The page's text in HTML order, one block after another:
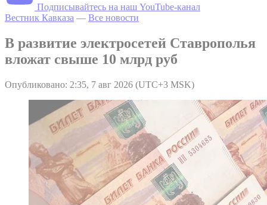
Подписывайтесь на наш YouTube-канал
Вестник Кавказа — Все новости
В развитие электросетей Ставрополья
вложат свыше 10 млрд руб
Опубликовано: 2:35, 7 авг 2026 (UTC+3 MSK)